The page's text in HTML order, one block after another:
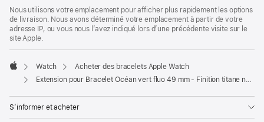
Nous utilisons votre emplacement pour afficher plus rapidement les options
de livraison. Nous avons déterminé votre emplacement à partir de votre
adresse IP, ou vous nous l’avez indiqué lors d’une précédente visite sur le
site Apple.
Apple
Watch
Acheter des bracelets Apple Watch
Extension pour Bracelet Océan vert fluo 49 mm - Finition titane naturel
S’informer et acheter